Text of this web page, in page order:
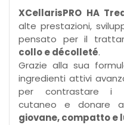
XCellarisPRO HA
alte prestazioni,
pensato per il
collo e décolleté.
Grazie alla sua
ingredienti attivi
per contrastare i
cutaneo e donare
giovane, compatto e